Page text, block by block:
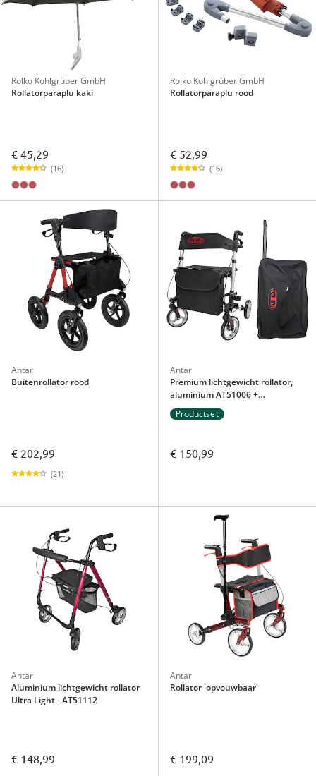
Rolko Kohlgrüber GmbH
Rollatorparaplu kaki
€ 45,29
(16)
Rolko Kohlgrüber GmbH
Rollatorparaplu rood
€ 52,99
(16)
Antar
Buitenrollator rood
€ 202,99
(21)
Antar
Premium lichtgewicht rollator,
aluminium AT51006 +
transporttas met wielen
Productset
€ 150,99
Antar
Aluminium lichtgewicht rollator
Ultra Light - AT51112
€ 148,99
Antar
Rollator 'opvouwbaar'
€ 199,09